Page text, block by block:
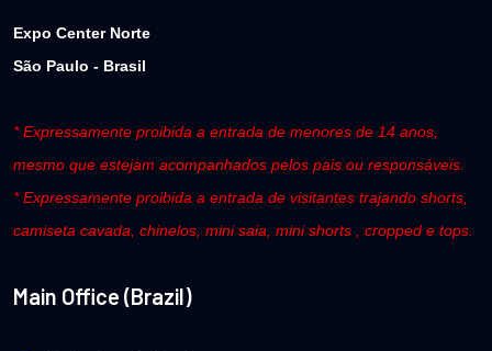
Expo Center Norte
São Paulo - Brasil
* Expressamente proibida a entrada de menores de 14 anos,
mesmo que estejam acompanhados pelos pais ou responsáveis.
* Expressamente proibida a entrada de visitantes trajando shorts,
camiseta cavada, chinelos, mini saia, mini shorts , cropped e tops.
Main Office (Brazil)